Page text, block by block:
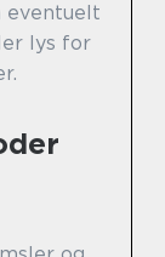
eventuelt
lys for